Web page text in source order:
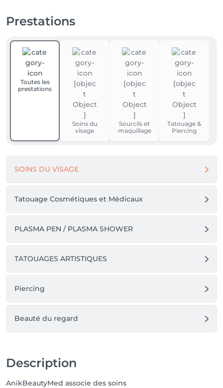
Je collabore aussi avec le Centre du Sein de l hôpital
des tarifs préférentiels pour les patientes de l
hôpital!. les personnes AVS/AI/ Étudiants-es 10%off.
mon institut ANIKBEAUTYMED  se trouve à
Prestations
Toutes les
prestations
Soins du
visage
Sourcils et
maquillage
Tatouage &
Piercing
SOINS DU VISAGE
Tatouage Cosmétiques et Médicaux
PLASMA PEN / PLASMA SHOWER
TATOUAGES ARTISTIQUES
Piercing
Beauté du regard
Description
AnikBeautyMed associe des soins